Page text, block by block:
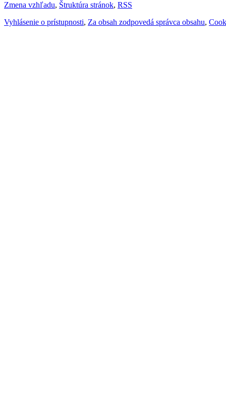
Zmena vzhľadu, Štruktúra stránok, RSS
Vyhlásenie o prístupnosti, Za obsah zodpovedá správca obsahu,